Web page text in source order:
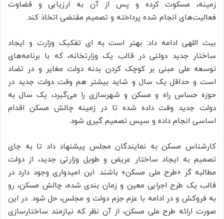
زمینه، مسکوت کرده و پس از آن به ارزیابی و قضاوت
فعالیت‌های انجام شده پرداخته و تصمیم مقتضی اتخاذ کند.
بیت اللهی ادامه داد: بهتر است به ای تفکیک وزارت و ایجاد
ساختار جدید دولتی در قالب یک وزارتخانه، که با برنامه‌های
توسعه ملی مبنی بر کوچک کردن بدنه دولت مغایر و در تضاد
است و حداقل یک سال و شاید بیشتر هم وقت دولت جدید در
حوزه حساس راه و مسکن و شهرسازی را می‌گیرد، یک سال به
دولت جدید وقت داده شده تا در زمینه چالش مسکن اقدام
اساسی انجام داده و سپس تصمیم گیری شود.
کارشناس مسکن به نمایندگان مجلس پیشنهاد داد تا به جای
تصمیم به ایجاد ساختار عریض و طویل وزارتی جدید، از دولت
مطالبه گر «طرح ملی مسکن» باشند. این امیدواری وجود دارد در
قالب یک طرح اجرایی معین و زمان بندی شده، چالش مسکن، رو
به فروکش و در ادامه با عزم جزم دولت و مجلس، حل شود. در این
صورت ارائه طرح ملی مسکن، از آن نظر که نیازمند ساختارسازی